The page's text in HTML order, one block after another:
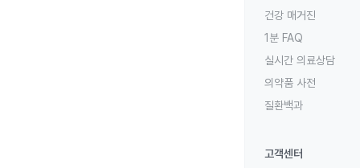
건강 매거진
1분 FAQ
실시간 의료상담
의약품 사전
질환백과
고객센터